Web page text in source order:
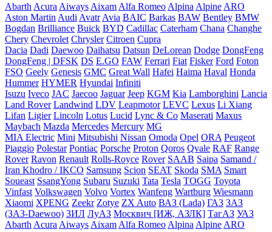
Abarth Acura Aiways Aixam Alfa Romeo Alpina Alpine ARO
Aston Martin Audi Avatr Avia BAIC Barkas BAW Bentley BMW
Bogdan Brilliance Buick BYD Cadillac Caterham Chana Changhe
Chery Chevrolet Chrysler Citroen Cupra
Dacia Dadi Daewoo Daihatsu Datsun DeLorean Dodge DongFeng
DongFeng | DFSK DS E.GO FAW Ferrari Fiat Fisker Ford Foton
FSO Geely Genesis GMC Great Wall Hafei Haima Haval Honda
Hummer HYMER Hyundai Infiniti
Isuzu Iveco JAC Jaecoo Jaguar Jeep KGM Kia Lamborghini Lancia
Land Rover Landwind LDV Leapmotor LEVC Lexus Li Xiang
Lifan Ligier Lincoln Lotus Lucid Lync & Co Maserati Maxus
Maybach Mazda Mercedes Mercury MG
MIA Electric Mini Mitsubishi Nissan Omoda Opel ORA Peugeot
Piaggio Polestar Pontiac Porsche Proton Qoros Qvale RAF Range
Rover Ravon Renault Rolls-Royce Rover SAAB Saipa Samand /
Iran Khodro / IKCO Samsung Scion SEAT Skoda SMA Smart
Soueast SsangYong Subaru Suzuki Tata Tesla TOGG Toyota
Vinfast Volkswagen Volvo Vortex Wanfeng Wartburg Wiesmann
Xiaomi XPENG Zeekr Zotye ZX Auto ВАЗ (Lada) ГАЗ ЗАЗ
(ЗАЗ-Daewoo) ЗИЛ ЛуАЗ Москвич [ИЖ, АЗЛК] ТагАЗ УАЗ
Abarth Acura Aiways Aixam Alfa Romeo Alpina Alpine ARO